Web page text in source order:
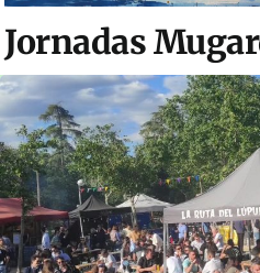
Jornadas